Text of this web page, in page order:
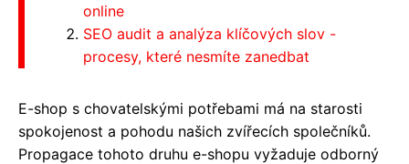
online
SEO audit a analýza klíčových slov -
procesy, které nesmíte zanedbat
E-shop s chovatelskými potřebami má na starosti
spokojenost a pohodu našich zvířecích společníků.
Propagace tohoto druhu e-shopu vyžaduje odborný